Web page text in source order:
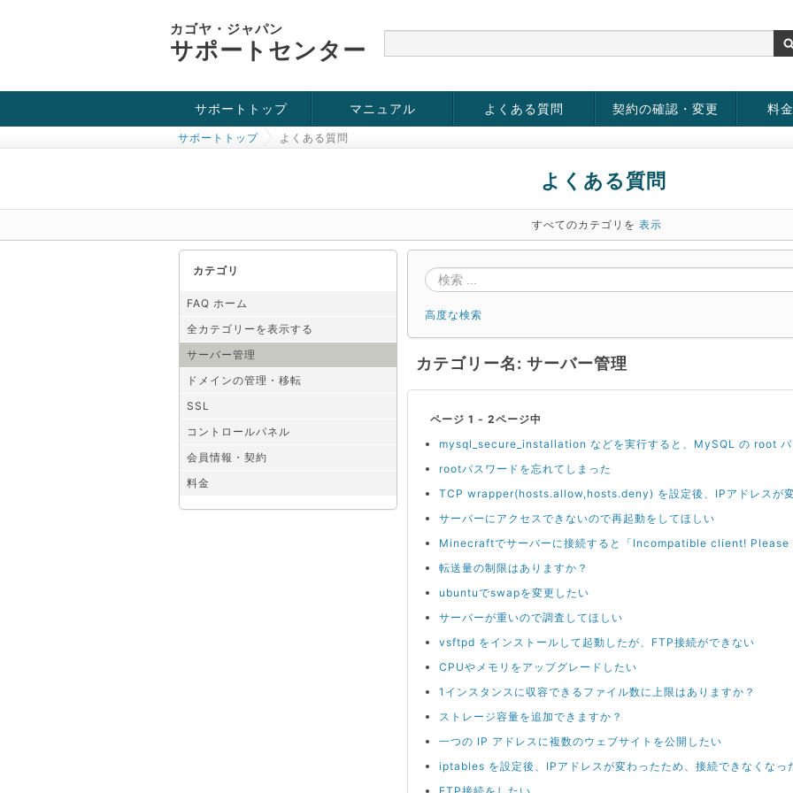
カゴヤ・ジャパン
サポートセンター
サポートトップ
お役立ち情報
チュートリアル
障害・メンテナンス情報
マニュアル よくある質問 契約の確認・変更 料
サポートトップ よくある質問
よくある質問
すべてのカテゴリを 表示
カテゴリ
FAQ ホーム
全カテゴリーを表示する
サーバー管理
ドメインの管理・移転
SSL
コントロールパネル
会員情報・契約
料金
高度な検索
カテゴリー名: サーバー管理
ページ 1 - 2ページ中
mysql_secure_installation などを実行すると、MySQL の root パ
rootパスワードを忘れてしまった
TCP wrapper(hosts.allow,hosts.deny) を設定後、IPアドレスが
サーバーにアクセスできないので再起動をしてほしい
Minecraftでサーバーに接続すると「Incompatible client! Please
転送量の制限はありますか？
ubuntuでswapを変更したい
サーバーが重いので調査してほしい
vsftpd をインストールして起動したが、FTP接続ができない
CPUやメモリをアップグレードしたい
1インスタンスに収容できるファイル数に上限はありますか？
ストレージ容量を追加できますか？
一つの IP アドレスに複数のウェブサイトを公開したい
iptables を設定後、IPアドレスが変わったため、接続できなくなっ